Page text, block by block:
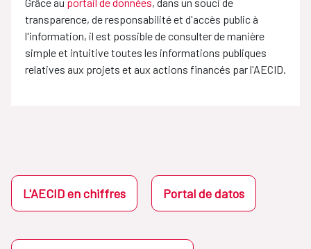
transparence, de responsabilité et d'accès public à
l'information, il est possible de consulter de manière
simple et intuitive toutes les informations publiques
relatives aux projets et aux actions financés par l'AECID.
L'AECID en chiffres Portal de datos